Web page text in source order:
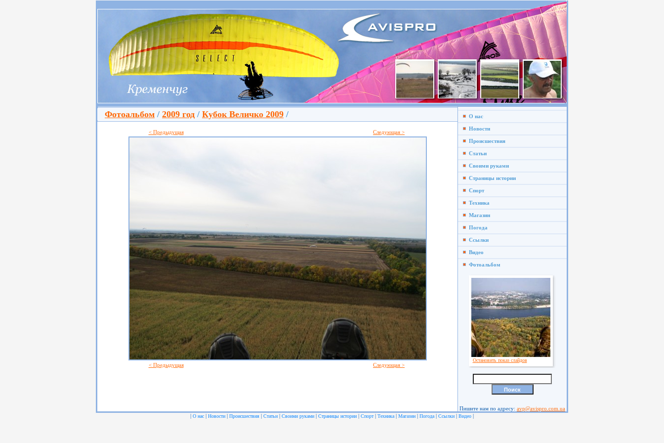
Фотоальбом / 2009 год / Кубок Величко 2009 /
< Предыдущая Следующая >
< Предыдущая Следующая >
О нас
Новости
Происшествия
Статьи
Своими руками
Страницы истории
Спорт
Техника
Магазин
Погода
Ссылки
Видео
Фотоальбом
Остановить показ слайдов
Пишите нам по адресу: avp@avispro.com.ua
| О нас | Новости | Происшествия | Статьи | Своими руками | Страницы истории | Спорт| Техника | Магазин | Погода | Ссылки | Видео |